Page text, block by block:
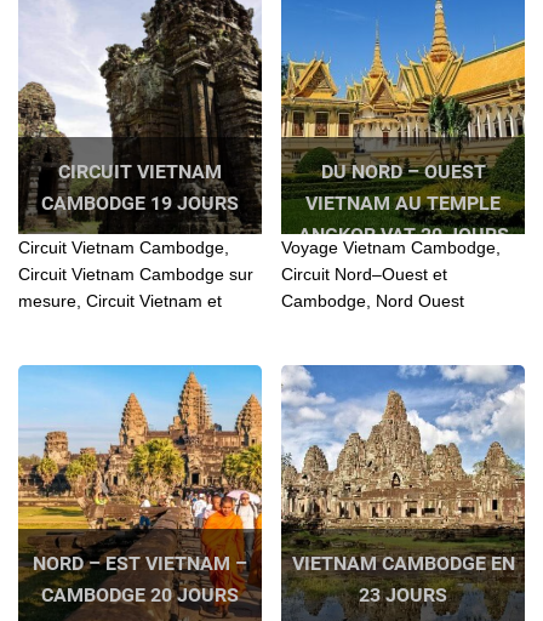
CIRCUIT VIETNAM
CAMBODGE 19 JOURS
Circuit Vietnam Cambodge,
Circuit Vietnam Cambodge sur
mesure, Circuit Vietnam et
DU NORD – OUEST
VIETNAM AU TEMPLE
ANGKOR VAT 20 JOURS
Voyage Vietnam Cambodge,
Circuit Nord–Ouest et
Cambodge, Nord Ouest
Angkor Vat, Nord ouest
Vietnam Cambodge
NORD – EST VIETNAM –
CAMBODGE 20 JOURS
VIETNAM CAMBODGE EN
23 JOURS